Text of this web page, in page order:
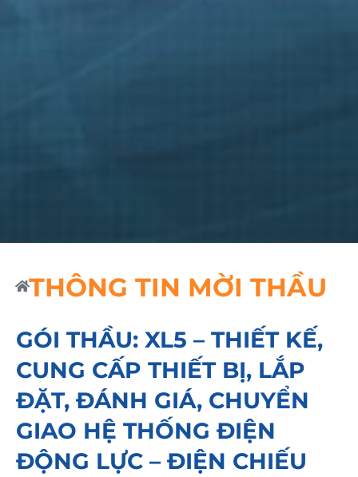
THÔNG TIN MỜI THẦU
GÓI THẦU: XL5 – THIẾT KẾ,
CUNG CẤP THIẾT BỊ, LẮP
ĐẶT, ĐÁNH GIÁ, CHUYỂN
GIAO HỆ THỐNG ĐIỆN
ĐỘNG LỰC – ĐIỆN CHIẾU